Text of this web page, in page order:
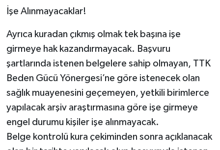
İşe Alınmayacaklar!
Ayrıca kuradan çıkmış olmak tek başına işe
girmeye hak kazandırmayacak. Başvuru
şartlarında istenen belgelere sahip olmayan, TTK
Beden Gücü Yönergesi’ne göre istenecek olan
sağlık muayenesini geçemeyen, yetkili birimlerce
yapılacak arşiv araştırmasına göre işe girmeye
engel durumu kişiler işe alınmayacak.
Belge kontrolü kura çekiminden sonra açıklanacak